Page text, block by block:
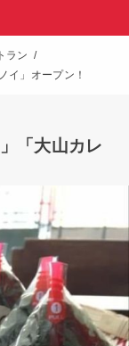
ラン
イ」オープン！
「大山カレ